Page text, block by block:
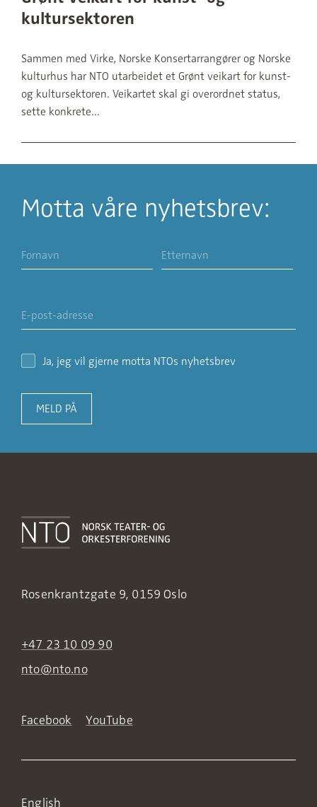
kultursektoren
Sammen med Virke, Norske Konsertarrangører og Norske
kulturhus har NTO utarbeidet et Grønt veikart for kunst-
og kultursektoren. Veikartet skal gi overordnet status,
sette konkrete...
Rosenkrantzgate 9, 0159 Oslo
+47 23 10 09 90
nto@nto.no
Facebook YouTube
English
Motta våre nyhetsbrev:
Ja, jeg vil gjerne motta NTOs nyhetsbrev
MELD PÅ